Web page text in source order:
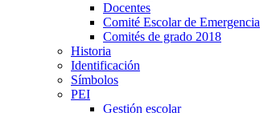
Docentes
Comité Escolar de Emergencia
Comités de grado 2018
Historia
Identificación
Símbolos
PEI
Gestión escolar